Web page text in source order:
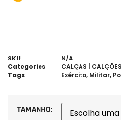
SKU
N/A
Categories
CALÇAS | CALÇÕES
Tags
Exército, Militar,
TAMANHO: